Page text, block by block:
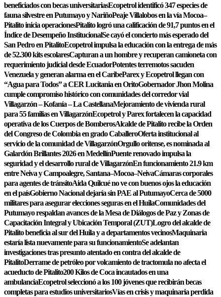
beneficiados con becas universitariasEcopetrol identificó 347 especies de
fauna silvestre en Putumayo y NariñoPeaje Villalobos en la vía Mocoa–
Pitalito inicia operacionesPitalito logró una calificación de 91,7 puntos en el
Índice de Desempeño InstitucionalSe cayó el concierto más esperado del
San Pedro en PitalitoEcopetrol impulsa la educación con la entrega de más
de 52.300 kits escolaresCapturan a un hombre y recuperan camioneta con
requerimiento judicial desde EcuadorPotentes terremotos sacuden
Venezuela y generan alarma en el CaribeParex y Ecopetrol llegan con
“Agua para Todos” a CER Lucitania en OritoGobernador Jhon Molina
cumple compromiso histórico con comunidades del corredor vial
Villagarzón – Kofanía – La CastellanaMejoramiento de vivienda rural
para 55 familias en VillagarzónEcopetrol y Parex fortalecen la capacidad
operativa de los Cuerpos de BomberosAlcalde de Pitalito recibe la Orden
del Congreso de Colombia en grado CaballeroOferta institucional al
servicio de la comunidad de VillagarzónOrgullo oritense, es nominada al
Galardón Brillantes 2026 en MedellínPuente renovado impulsa la
seguridad y el desarrollo rural de VillagarzónEn funcionamiento 21.9 km
entre Neiva y Campoalegre, Santana–Mocoa–NeivaCámaras corporales
para agentes de tránsitoAida Quilcué no ve con buenos ojos la educación
en el paísGobierno Nacional dejaría sin PAE al PutumayoCerca de 5000
militares para asegurar elecciones seguras en el HuilaComunidades del
Putumayo respaldan avances de la Mesa de Diálogos de Paz y Zonas de
Capacitación Integral y Ubicación Temporal (ZUT)Logro del alcalde de
Pitalito beneficia al sur del Huila y a departamentos vecinosMaquinaria
estaría lista nuevamente para su funcionamientoSe adelantan
investigaciones tras presunto atentado en contra del alcalde de
PitalitoDerrame de petróleo por volcamiento de tractomula no afecta el
acueducto de Pitalito200 Kilos de Coca incautados en una
ambulanciaEcopetrol seleccionó a los 100 jóvenes que recibirán becas
completas para estudios universitariosVías en crisis y maquinaria perdida